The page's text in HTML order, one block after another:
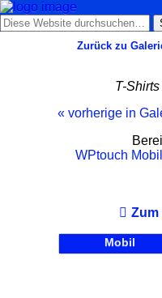
Zurück zu
T-
« vorherige in
WPtouch
Zum
Mobil